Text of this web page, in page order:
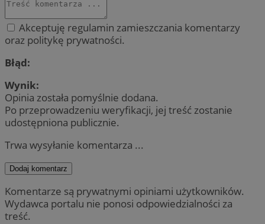
Akceptuję regulamin zamieszczania komentarzy
oraz politykę prywatności.
Błąd:
Wynik:
Opinia została pomyślnie dodana.
Po przeprowadzeniu weryfikacji, jej treść zostanie
udostępniona publicznie.
Trwa wysyłanie komentarza ...
Dodaj komentarz
Komentarze są prywatnymi opiniami użytkowników.
Wydawca portalu nie ponosi odpowiedzialności za
treść.